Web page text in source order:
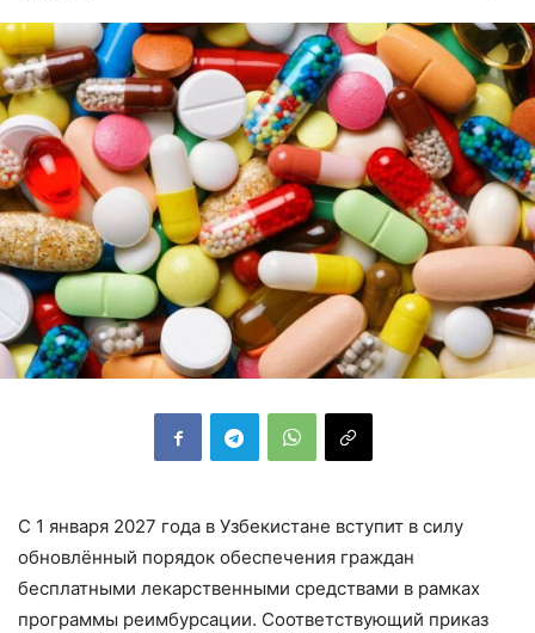
С 1 января 2027 года в Узбекистане вступит в силу
обновлённый порядок обеспечения граждан
бесплатными лекарственными средствами в рамках
программы реимбурсации. Соответствующий приказ